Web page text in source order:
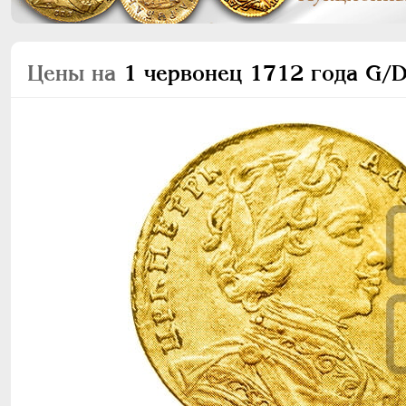
Цены на 1 червонец 1712 года G/